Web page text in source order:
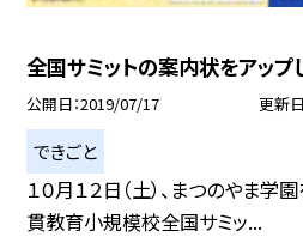
全国サミットの案内状をアップ
公開日 2019/07/17 更新日
できごと
１０月１２日（土）、まつのやま
貫教育小規模校全国サミッ...